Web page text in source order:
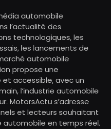
automobile
l’actualité des
technologiques, les
les lancements de
automobile
propose une
accessible, avec un
l’industrie automobile
MotorsActu s’adresse
et lecteurs souhaitant
automobile en temps réel.